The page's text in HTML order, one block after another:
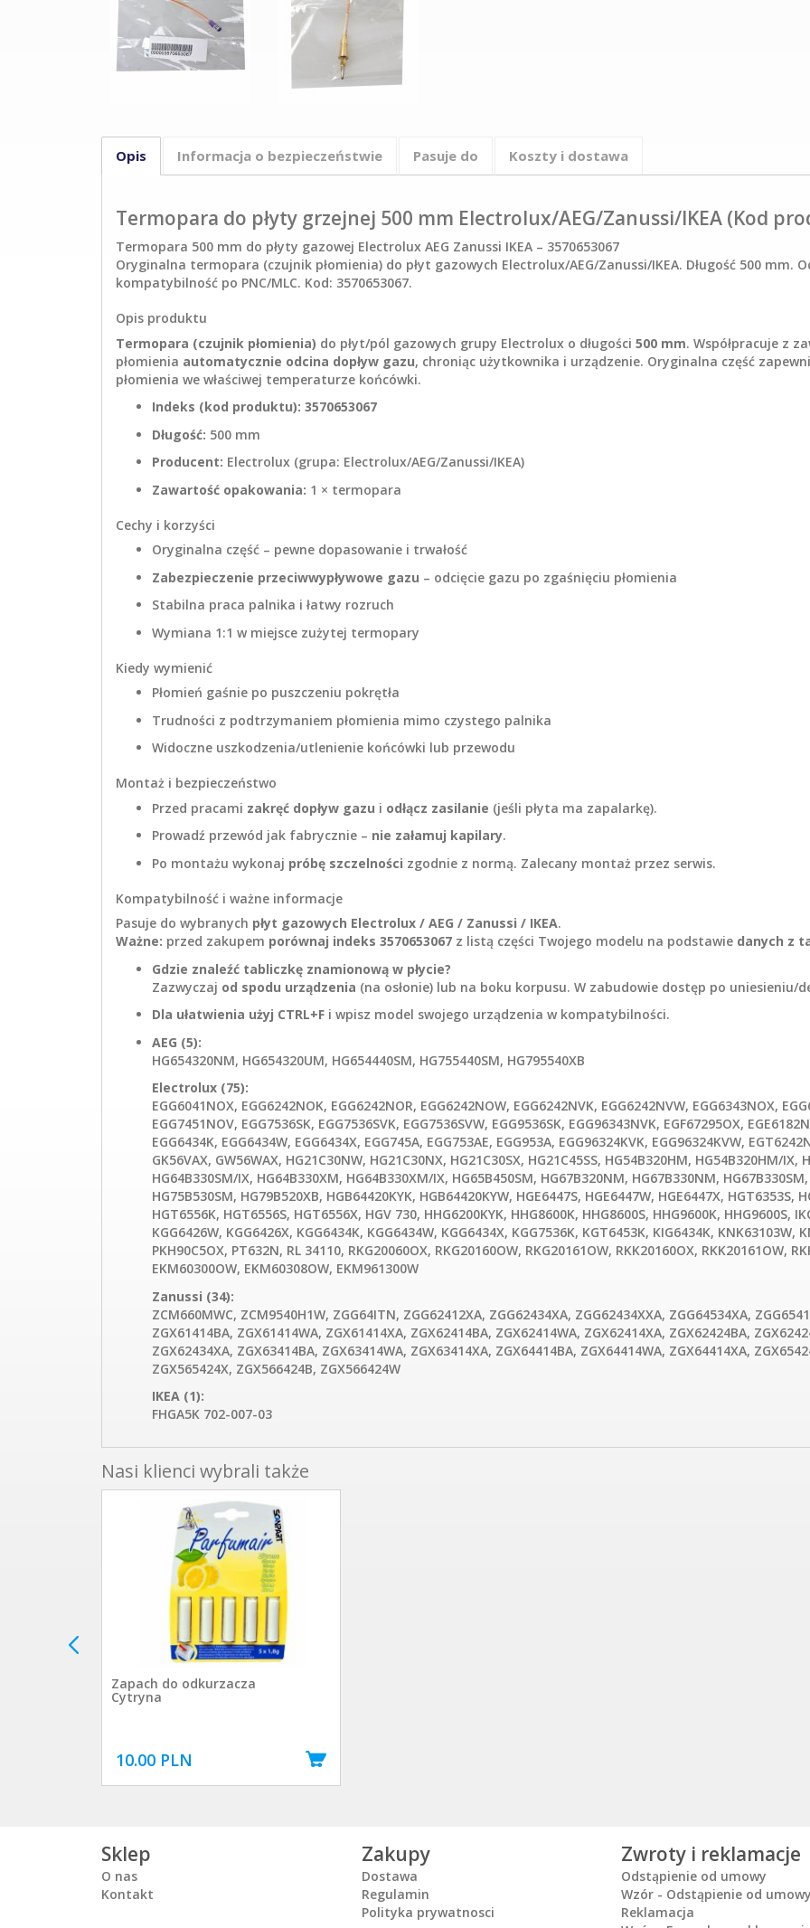
Opis Informacja o bezpieczeństwie Pasuje do Koszty i dostawa
Termopara do płyty grzejnej 500 mm Electrolux/AEG/Zanussi/IKEA (Kod
Termopara 500 mm do płyty gazowej Electrolux AEG Zanussi IKEA – 3570653067
Oryginalna termopara (czujnik płomienia) do płyt gazowych Electrolux/AEG/Zanussi/IKEA. Długość 500 mm.
kompatybilność po PNC/MLC. Kod: 3570653067.
Opis produktu
Termopara (czujnik płomienia) do płyt/pól gazowych grupy Electrolux o długości 500 mm. Współpracuje z
płomienia automatycznie odcina dopływ gazu, chroniąc użytkownika i urządzenie. Oryginalna część
płomienia we właściwej temperaturze końcówki.
Indeks (kod produktu): 3570653067
Długość: 500 mm
Producent: Electrolux (grupa: Electrolux/AEG/Zanussi/IKEA)
Zawartość opakowania: 1 × termopara
Cechy i korzyści
Oryginalna część – pewne dopasowanie i trwałość
Zabezpieczenie przeciwwypływowe gazu – odcięcie gazu po zgaśnięciu płomienia
Stabilna praca palnika i łatwy rozruch
Wymiana 1:1 w miejsce zużytej termopary
Kiedy wymienić
Płomień gaśnie po puszczeniu pokrętła
Trudności z podtrzymaniem płomienia mimo czystego palnika
Widoczne uszkodzenia/utlenienie końcówki lub przewodu
Montaż i bezpieczeństwo
Przed pracami zakręć dopływ gazu i odłącz zasilanie (jeśli płyta ma zapalarkę).
Prowadź przewód jak fabrycznie – nie załamuj kapilary.
Po montażu wykonaj próbę szczelności zgodnie z normą. Zalecany montaż przez serwis.
Kompatybilność i ważne informacje
Pasuje do wybranych płyt gazowych Electrolux / AEG / Zanussi / IKEA.
Ważne: przed zakupem porównaj indeks 3570653067 z listą części Twojego modelu na podstawie danych z
Gdzie znaleźć tabliczkę znamionową w płycie?
Zazwyczaj od spodu urządzenia (na osłonie) lub na boku korpusu. W zabudowie dostęp po uniesieniu/
Dla ułatwienia użyj CTRL+F i wpisz model swojego urządzenia w kompatybilności.
AEG (5):
HG654320NM, HG654320UM, HG654440SM, HG755440SM, HG795540XB
Electrolux (75):
EGG6041NOX, EGG6242NOK, EGG6242NOR, EGG6242NOW, EGG6242NVK, EGG6242NVW, EGG6343NOX,
EGG7451NOV, EGG7536SK, EGG7536SVK, EGG7536SVW, EGG9536SK, EGG96343NVK, EGF67295OX,
EGG6434K, EGG6434W, EGG6434X, EGG745A, EGG753AE, EGG953A, EGG96324KVK, EGG96324KVW,
GK56VAX, GW56WAX, HG21C30NW, HG21C30NX, HG21C30SX, HG21C45SS, HG54B320HM, HG54B320HM/
HG64B330SM/IX, HG64B330XM, HG64B330XM/IX, HG65B450SM, HG67B320NM, HG67B330NM,
HG75B530SM, HG79B520XB, HGB64420KYK, HGB64420KYW, HGE6447S, HGE6447W, HGE6447X, HGT6353S,
HGT6556K, HGT6556S, HGT6556X, HGV 730, HHG6200KYK, HHG8600K, HHG8600S, HHG9600K, HHG9600S,
KGG6426W, KGG6426X, KGG6434K, KGG6434W, KGG6434X, KGG7536K, KGT6453K, KIG6434K, KNK63103W,
PKH90C5OX, PT632N, RL 34110, RKG20060OX, RKG20160OW, RKG20161OW, RKK20160OX, RKK20161OW,
EKM60300OW, EKM60308OW, EKM961300W
Zanussi (34):
ZCM660MWC, ZCM9540H1W, ZGG64ITN, ZGG62412XA, ZGG62434XA, ZGG62434XXA, ZGG64534XA,
ZGX61414BA, ZGX61414WA, ZGX61414XA, ZGX62414BA, ZGX62414WA, ZGX62414XA, ZGX62424BA,
ZGX62434XA, ZGX63414BA, ZGX63414WA, ZGX63414XA, ZGX64414BA, ZGX64414WA, ZGX64414XA,
ZGX565424X, ZGX566424B, ZGX566424W
IKEA (1):
FHGA5K 702-007-03
Nasi klienci wybrali także
Zapach do odkurzacza
Cytryna
10.00 PLN
Sklep
O nas
Kontakt
Zakupy
Dostawa
Regulamin
Polityka prywatnosci
Zwroty i reklamacje
Odstąpienie od umowy
Wzór - Odstąpienie od
Reklamacja